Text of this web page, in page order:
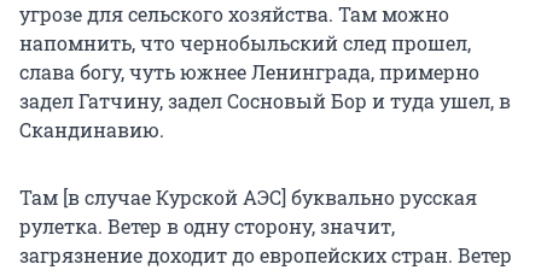
угрозе для сельского хозяйства. Там можно
напомнить, что чернобыльский след прошел,
слава богу, чуть южнее Ленинграда, примерно
задел Гатчину, задел Сосновый Бор и туда ушел, в
Скандинавию.
Там [в случае Курской АЭС] буквально русская
рулетка. Ветер в одну сторону, значит,
загрязнение доходит до европейских стран. Ветер